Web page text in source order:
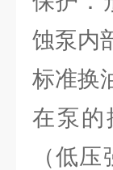
蚀泵内
标准换
在泵的
（低